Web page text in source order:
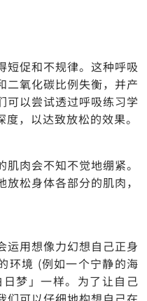
短促和不规律。这种呼吸
二氧化碳比例失衡，并产
可以尝试透过呼吸练习学
，以达致放松的效果。
肉会不知不觉地绷紧。
松身体各部分的肌肉，
运用想像力幻想自己正身
环境 (例如一个宁静的海
梦」一样。为了让自己